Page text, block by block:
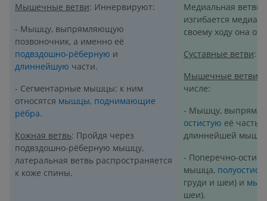
Мышечные ветви: Иннервируют:
- Мышцу, выпрямляющую
позвоночник, а именно её
подвздошно-рёберную и
длиннейшую части.
- Сегментарные мышцы: к ним
относятся мышцы, поднимающие
рёбра.
Кожная ветвь: Пройдя через
подвздошно-рёберную мышцу,
латеральная ветвь распространяется
к коже спины.
Медиальная ветвь
изгибается
своему ходу она
Суставные ветви:
Мышечные ветви
числе:
- Мышцу,
остистую её
длиннейшей
- Поперечно-
мышца,
груди и шеи) и
шеи).